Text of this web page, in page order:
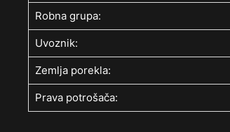
Robna grupa:
Uvoznik:
Zemlja porekla:
Prava potrošača: